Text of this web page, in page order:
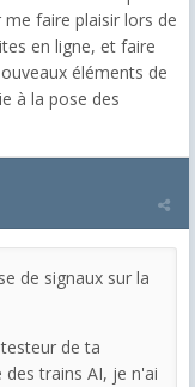
faire plaisir lors de
en ligne, et faire
éléments de
à la pose des
de signaux sur la
de ta
trains AI, je n'ai